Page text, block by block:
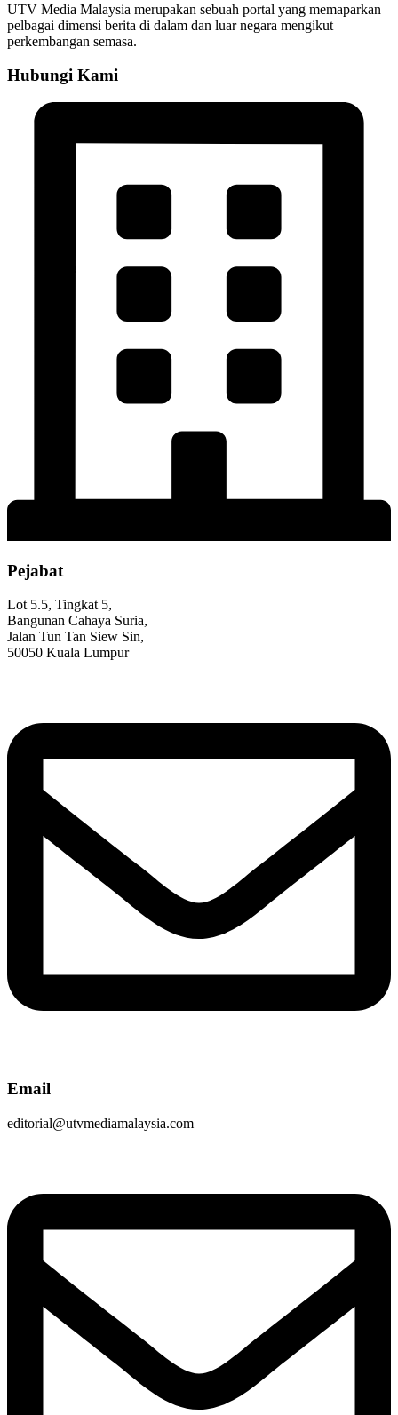
UTV Media Malaysia merupakan sebuah portal yang memaparkan
pelbagai dimensi berita di dalam dan luar negara mengikut
perkembangan semasa.
Hubungi Kami
Pejabat
Lot 5.5, Tingkat 5,
Bangunan Cahaya Suria,
Jalan Tun Tan Siew Sin,
50050 Kuala Lumpur
Email
editorial@utvmediamalaysia.com